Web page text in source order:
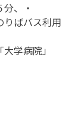
、
・
りばバス利用
「大学病院」